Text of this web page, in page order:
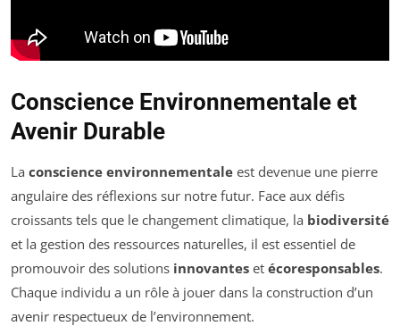
Conscience Environnementale et
Avenir Durable
La conscience environnementale est devenue une pierre
angulaire des réflexions sur notre futur. Face aux défis
croissants tels que le changement climatique, la biodiversité
et la gestion des ressources naturelles, il est essentiel de
promouvoir des solutions innovantes et écoresponsables.
Chaque individu a un rôle à jouer dans la construction d’un
avenir respectueux de l’environnement.